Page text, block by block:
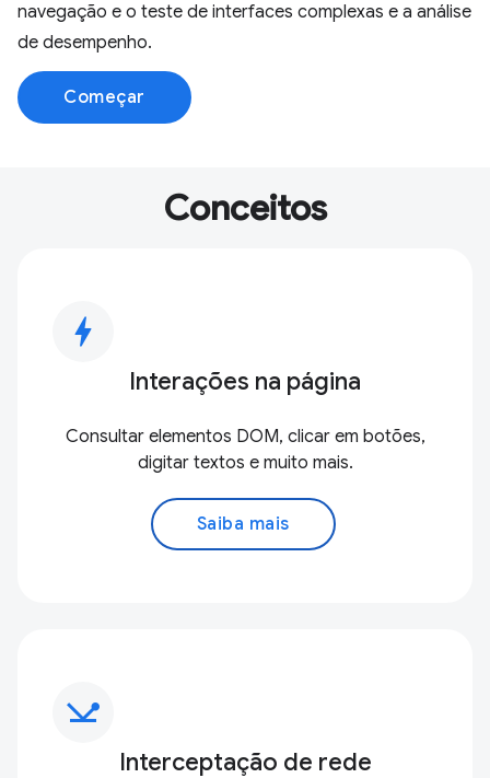
navegação e o teste de interfaces complexas e a análise
de desempenho.
Começar
Conceitos
bolt
Interações na página
Consultar elementos DOM, clicar em botões,
digitar textos e muito mais.
Saiba mais
network_ping
Interceptação de rede